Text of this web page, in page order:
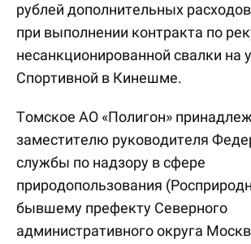
рублей дополнительных
при выполнении контракта по
несанкционированной свалки на
Спортивной в Кинешме.
Томское АО «Полигон»
заместителю руководителя
службы по надзору в сфере
природопользования
бывшему префекту Северного
административного округа